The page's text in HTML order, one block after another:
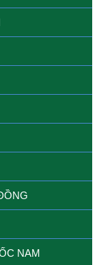
NAM